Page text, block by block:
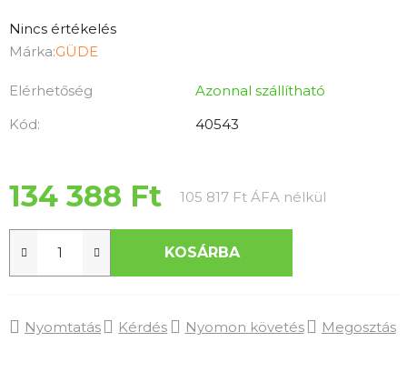
A
termék
értékelése
5-
csillag.
Nincs értékelés
Márka:GÜDE
Elérhetőség
Azonnal szállítható
Kód:
40543
134 388 Ft 105 817 Ft ÁFA nélkül
KOSÁRBA
Nyomtatás Kérdés Nyomon követés Megosztás